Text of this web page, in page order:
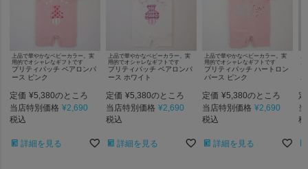
上品で華やかなベビーカラー。実
用的でオシャレなギフトです
プリティパッチ ベアロンパ
ース ピンク
定価 ¥5,380のところ
当店特別価格 ¥2,690
税込
詳細を見る
上品で華やかなベビーカラー。実
用的でオシャレなギフトです
プリティパッチ ベアロンパ
ース ホワイト
定価 ¥5,380のところ
当店特別価格 ¥2,690
税込
詳細を見る
上品で華やかなベビーカラー。実
用的でオシャレなギフトです
プリティパッチ ハートロン
パース ピンク
定価 ¥5,380のところ
当店特別価格 ¥2,690
税込
詳細を見る
税